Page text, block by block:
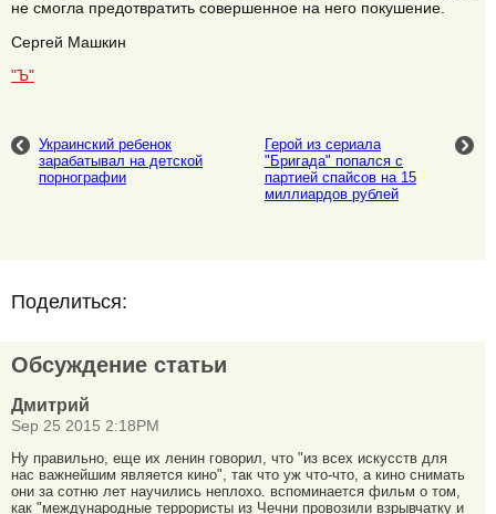
не смогла предотвратить совершенное на него покушение.
Сергей Машкин
"Ъ"
Украинский ребенок
зарабатывал на детской
порнографии
Герой из сериала
"Бригада" попался с
партией спайсов на 15
миллиардов рублей
Поделиться:
Обсуждение статьи
Дмитрий
Sep 25 2015 2:18PM
Ну правильно, еще их ленин говорил, что "из всех искусств для
нас важнейшим является кино", так что уж что-что, а кино снимать
они за сотню лет научились неплохо. вспоминается фильм о том,
как "международные террористы из Чечни провозили взрывчатку и